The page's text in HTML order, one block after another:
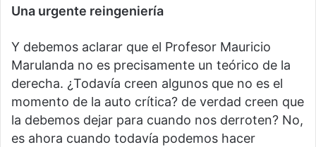
Una urgente reingeniería
Y debemos aclarar que el Profesor Mauricio
Marulanda no es precisamente un teórico de la
derecha. ¿Todavía creen algunos que no es el
momento de la auto crítica? de verdad creen que
la debemos dejar para cuando nos derroten? No,
es ahora cuando todavía podemos hacer